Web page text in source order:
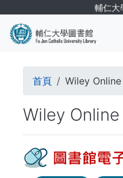
輔仁大
導
連
結
首頁 Wiley
Wiley